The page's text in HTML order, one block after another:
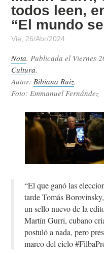
todos leen,
“El mundo
Vie, 26/Abr/2024
Nota. Publicada el Viernes
Cultura.
Autor:Bibiana Ruiz.
Foto: Emmanuel Fernández
“El que ganó las
tarde Tomás
un sello nuevo de la
Martín Gurri, cubano
postuló a nada, pero
marco del ciclo